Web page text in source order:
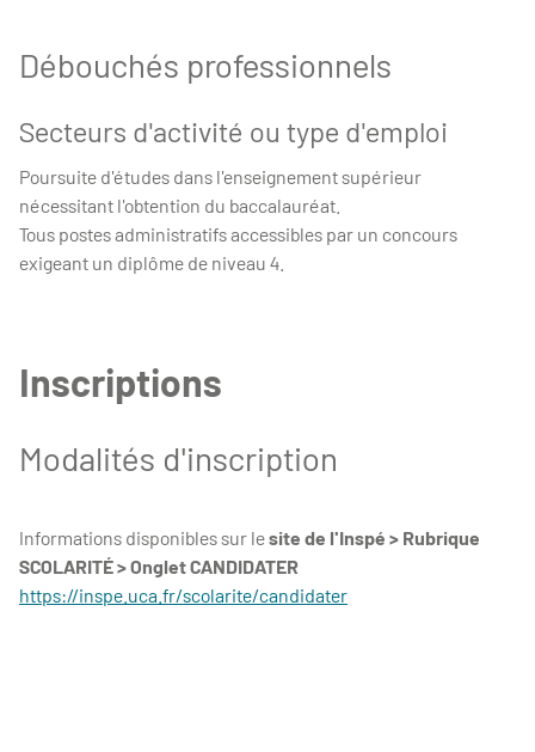
Débouchés professionnels
Secteurs d'activité ou type d'emploi
Poursuite d'études dans l'enseignement supérieur
nécessitant l'obtention du baccalauréat.
Tous postes administratifs accessibles par un concours
exigeant un diplôme de niveau 4.
Inscriptions
Modalités d'inscription
Informations disponibles sur lesite de l'Inspé > Rubrique
SCOLARITÉ > Onglet CANDIDATER
https://inspe.uca.fr/scolarite/candidater